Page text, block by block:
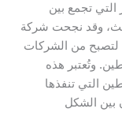
التي تجمع بين
وقد نجحت شركة
لتصبح من الشركات
وتُعتبر هذه
التي تنفذها
بين الشكل